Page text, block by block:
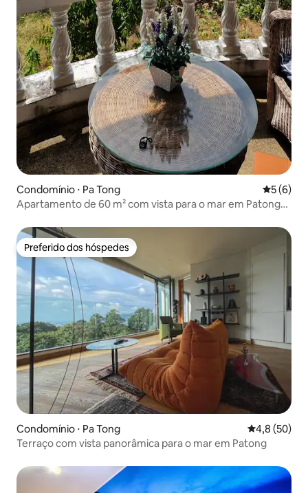
Condomínio ⋅ Pa Tong 5 de
5 (6)
Apartamento de 60 m² com vista para o mar em Patong
Preferido dos hóspedes
Preferido dos hóspedes
Condomínio ⋅ Pa Tong 4,8 de uma
4,8 (50)
Terraço com vista panorâmica para o mar em Patong